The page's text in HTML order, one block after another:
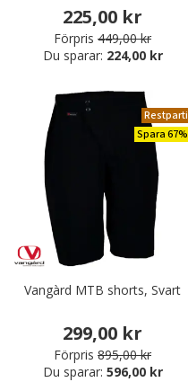
225,00 kr
Förpris 449,00 kr
Du sparar: 224,00 kr
Restparti
Spara 67%
Vangàrd MTB shorts, Svart
299,00 kr
Förpris 895,00 kr
Du sparar: 596,00 kr